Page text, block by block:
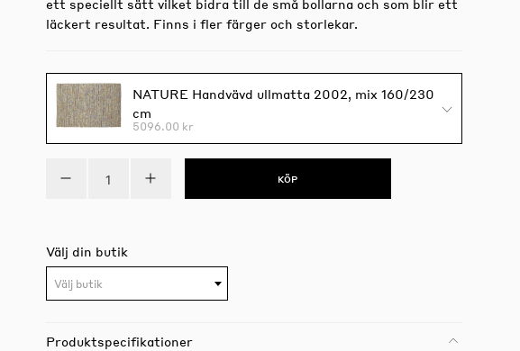
ett speciellt sätt vilket bidra till de små bollarna och som blir ett
läckert resultat. Finns i fler färger och storlekar.
NATURE Handvävd ullmatta 2002, mix 160/230
cm
5096.00 kr
KÖP
Välj din butik
Välj butik
Produktspecifikationer